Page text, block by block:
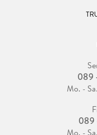
089
Mo. -
089
Mo. -